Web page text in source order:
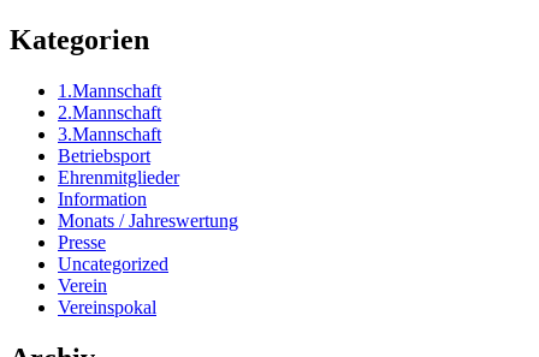
Kategorien
1.Mannschaft
2.Mannschaft
3.Mannschaft
Betriebsport
Ehrenmitglieder
Information
Monats / Jahreswertung
Presse
Uncategorized
Verein
Vereinspokal